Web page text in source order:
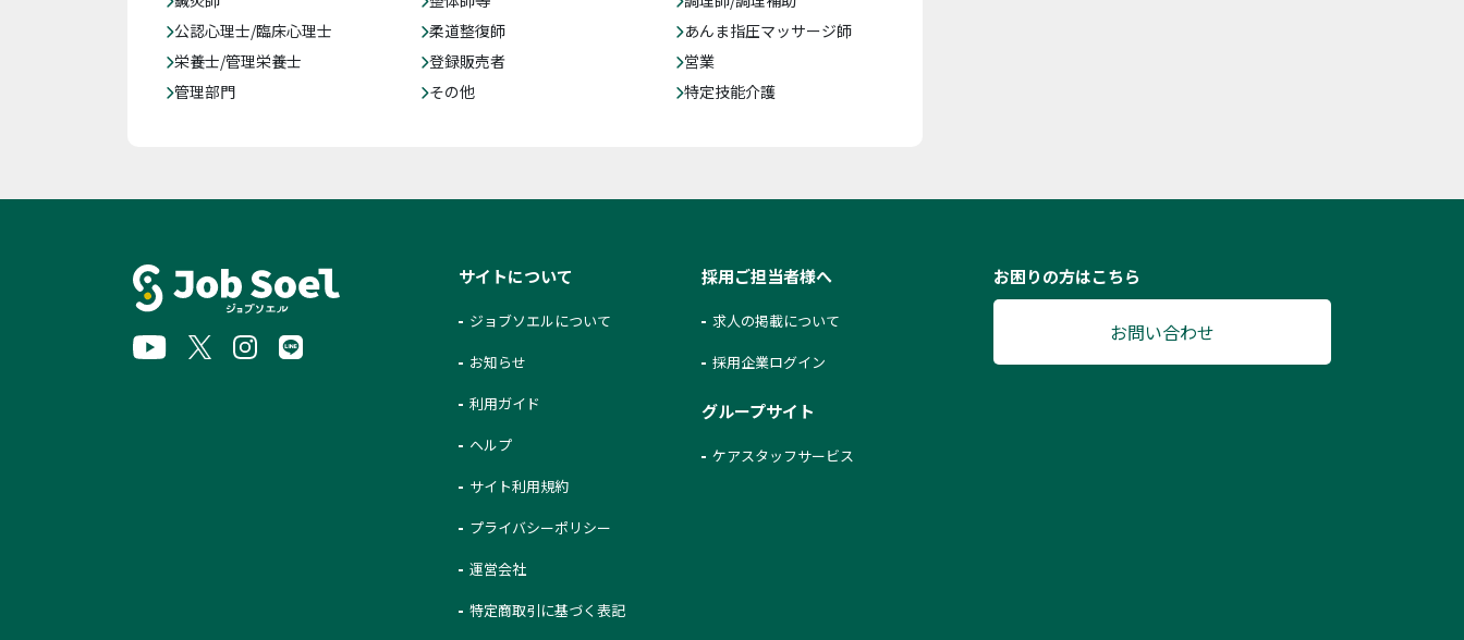
公認心理士/臨床心理士
柔道整復師
あんま指圧マッサージ師
栄養士/管理栄養士
登録販売者
営業
管理部門
その他 特定技能介護
サイトについて
ジョブソエルについて
お知らせ
利用ガイド
ヘルプ
サイト利用規約
プライバシーポリシー
運営会社
特定商取引に基づく表記
採用ご担当者様へ
求人の掲載について
採用企業ログイン
グループサイト
ケアスタッフサービス
お困りの方はこちら
お問い合わせ